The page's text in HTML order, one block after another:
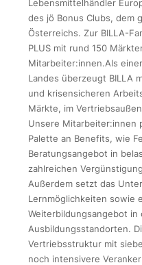
Lebensmittelhändler
des jö Bonus Clubs, dem
Österreichs. Zur BILLA-
PLUS mit rund 150
Mitarbeiter:innen.Als
Landes überzeugt BILLA
und krisensicheren
Märkte, im
Unsere Mitarbeiter:innen
Palette an Benefits, wie
Beratungsangebot in
zahlreichen
Außerdem setzt das
Lernmöglichkeiten sowie
Weiterbildungsangebot in
Ausbildungsstandorten.
Vertriebsstruktur mit
noch intensivere